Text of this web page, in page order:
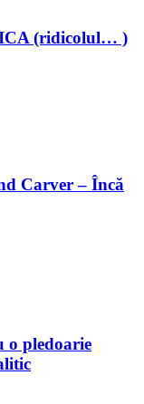
(ridicolul… )
Carver – Încă
o pledoarie